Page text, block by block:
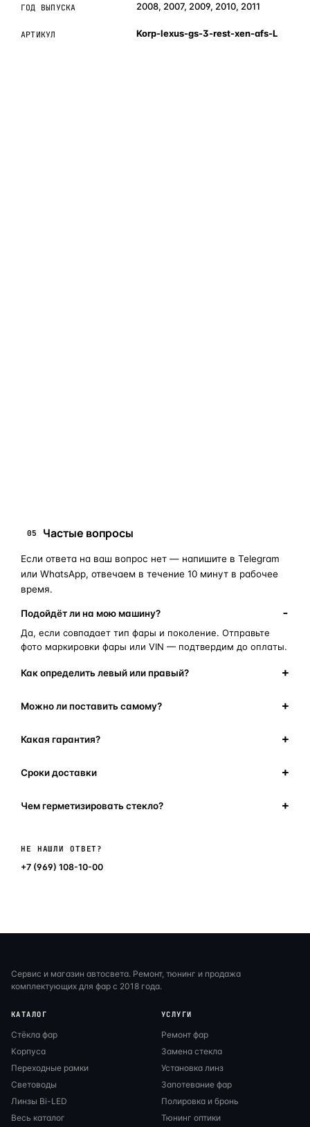
ГОД ВЫПУСКА 2008, 2007, 2009, 2010, 2011
АРТИКУЛ Korp-lexus-gs-3-rest-xen-afs-L
05 Частые вопросы
Если ответа на ваш вопрос нет — напишите в Telegram
или WhatsApp, отвечаем в течение 10 минут в рабочее
время.
Подойдёт ли на мою машину?
Да, если совпадает тип фары и поколение. Отправьте
фото маркировки фары или VIN — подтвердим до оплаты.
Как определить левый или правый?
Можно ли поставить самому?
Какая гарантия?
Сроки доставки
Чем герметизировать стекло?
НЕ НАШЛИ ОТВЕТ?
+7 (969) 108-10-00
Сервис и магазин автосвета. Ремонт, тюнинг и продажа
комплектующих для фар с 2018 года.
КАТАЛОГ
Стёкла фар
Корпуса
Переходные рамки
Световоды
Линзы Bi-LED
Весь каталог
УСЛУГИ
Ремонт фар
Замена стекла
Установка линз
Запотевание фар
Полировка и бронь
Тюнинг оптики